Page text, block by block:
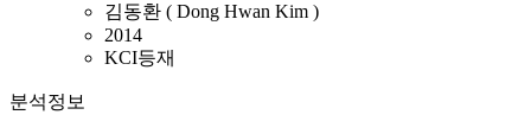
김동환 ( Dong Hwan Kim )
2014
KCI등재
분석정보